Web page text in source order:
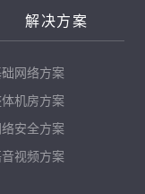
解决方案
网络方案
机房方案
安全方案
视频方案